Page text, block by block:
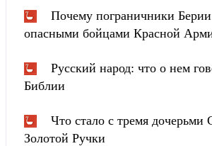
Почему пограничники
опасными бойцами Красной
Русский народ: что о нем
Библии
Что стало с тремя дочерьми
Золотой Ручки